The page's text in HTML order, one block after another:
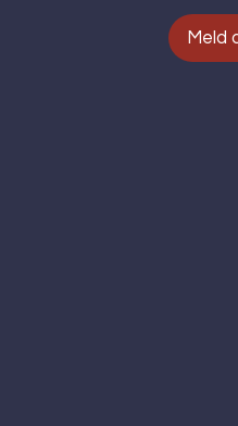
Meld